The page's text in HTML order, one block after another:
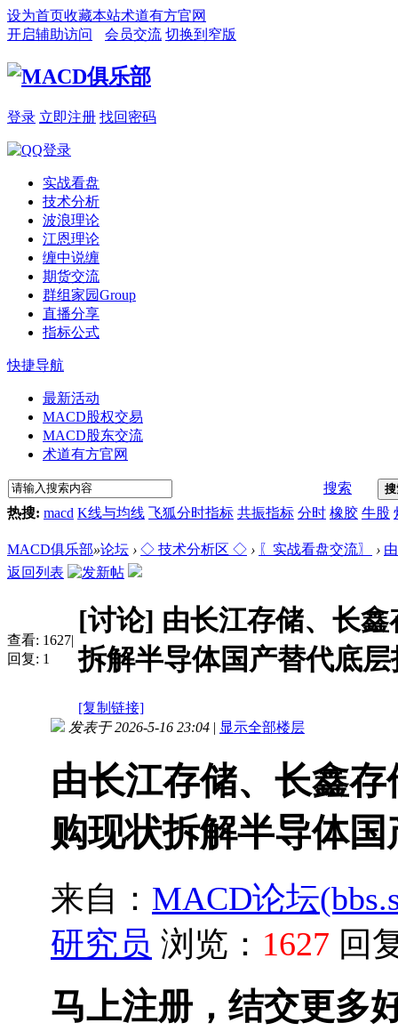
设为首页收藏本站术道有方官网
开启辅助访问
会员交流 切换到窄版
登录 立即注册 找回密码
实战看盘
技术分析
波浪理论
江恩理论
缠中说缠
期货交流
群组家园Group
直播分享
指标公式
快捷导航
最新活动
MACD股权交易
MACD股东交流
术道有方官网
搜索
热搜: macd K线与均线 飞狐分时指标 共振指标 分时 橡胶 牛股
MACD俱乐部»论坛 › ◇ 技术分析区 ◇ › 〖实战看盘交流〗 ›
返回列表
查看: 1627|
回复: 1
[讨论] 由长江存储、长
拆解半导体国产替代底
[复制链接]
发表于 2026-5-16 23:04 | 显示全部楼层
由长江存储、长鑫
购现状拆解半导体
来自： MACD论坛
研究员 浏览： 1627 回
马上注册，结交更多